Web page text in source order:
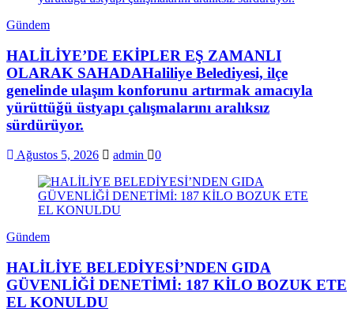
Gündem
HALİLİYE’DE EKİPLER EŞ ZAMANLI
OLARAK SAHADAHaliliye Belediyesi, ilçe
genelinde ulaşım konforunu artırmak amacıyla
yürüttüğü üstyapı çalışmalarını aralıksız
sürdürüyor.
Ağustos 5, 2026 admin 0
Gündem
HALİLİYE BELEDİYESİ’NDEN GIDA
GÜVENLİĞİ DENETİMİ: 187 KİLO BOZUK ETE
EL KONULDU